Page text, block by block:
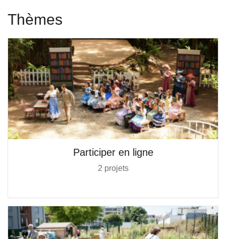
Thèmes
Participer en ligne
2 projets